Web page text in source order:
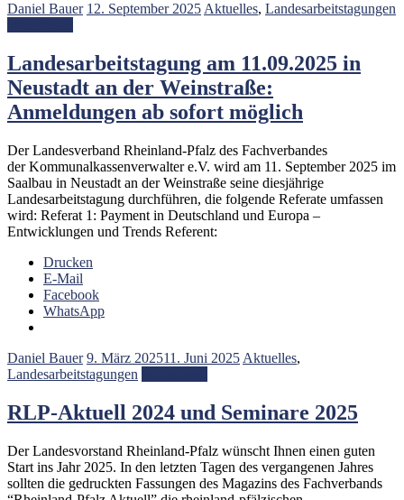
Daniel Bauer 12. September 2025Aktuelles, Landesarbeitstagungen
Landesarbeitstagung am 11.09.2025 in
Neustadt an der Weinstraße:
Anmeldungen ab sofort möglich
Der Landesverband Rheinland-Pfalz des Fachverbandes
der Kommunalkassenverwalter e.V. wird am 11. September 2025 im
Saalbau in Neustadt an der Weinstraße seine diesjährige
Landesarbeitstagung durchführen, die folgende Referate umfassen
wird: Referat 1: Payment in Deutschland und Europa –
Entwicklungen und Trends Referent:
Drucken
E-Mail
Facebook
WhatsApp
Daniel Bauer 9. März 202511. Juni 2025 Aktuelles,
Landesarbeitstagungen
RLP-Aktuell 2024 und Seminare 2025
Der Landesvorstand Rheinland-Pfalz wünscht Ihnen einen guten
Start ins Jahr 2025. In den letzten Tagen des vergangenen Jahres
sollten die gedruckten Fassungen des Magazins des Fachverbands